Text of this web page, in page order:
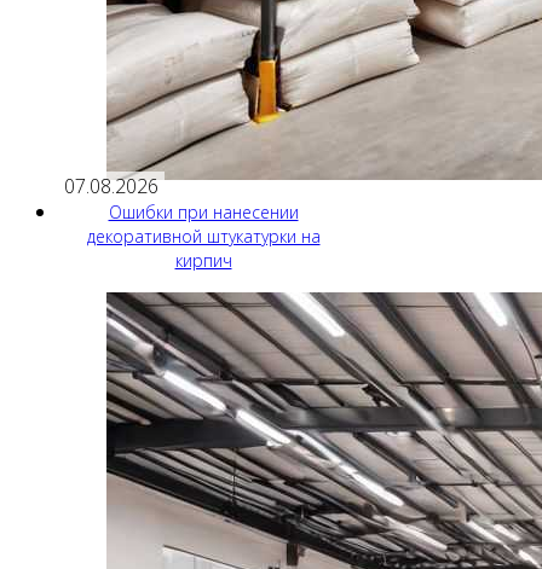
07.08.2026
Ошибки при нанесении
декоративной штукатурки на
кирпич